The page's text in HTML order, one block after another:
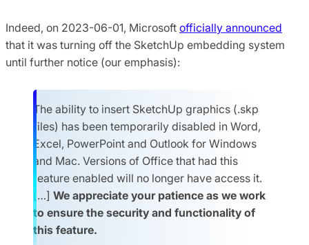
Indeed, on 2023-06-01, Microsoft officially announced
that it was turning off the SketchUp embedding system
until further notice (our emphasis):
The ability to insert SketchUp graphics (.skp
files) has been temporarily disabled in Word,
Excel, PowerPoint and Outlook for Windows
and Mac. Versions of Office that had this
feature enabled will no longer have access it.
[…] We appreciate your patience as we work
to ensure the security and functionality of
this feature.